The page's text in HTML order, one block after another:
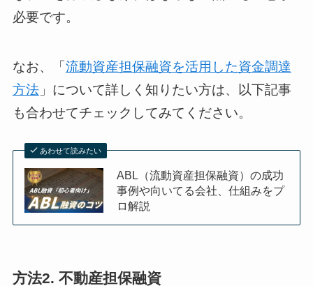
必要です。
なお、「流動資産担保融資を活用した資金調達
方法」について詳しく知りたい方は、以下記事
も合わせてチェックしてみてください。
あわせて読みたい
ABL（流動資産担保融資）の成功
事例や向いてる会社、仕組みをプ
ロ解説
方法2. 不動産担保融資